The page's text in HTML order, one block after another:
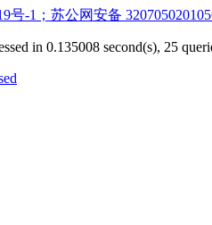
号-1；苏公网安备
in 0.135008 second(s), 25